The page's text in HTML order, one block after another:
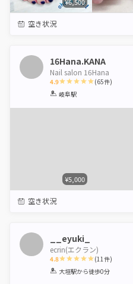
空き状況
16Hana.KANA
Nail salon 16Hana
4.9
1 2 3
(65件)
岐阜駅
¥5,000
空き状況
__eyuki_
ecrin(エクラン)
4.8
1 2 3 4 5
(11件)
大垣駅から徒歩0分